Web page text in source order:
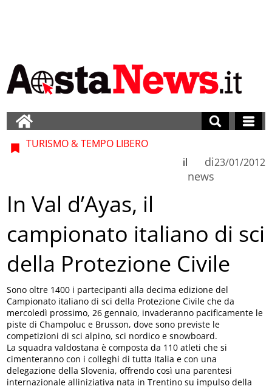
TURISMO & TEMPO LIBERO
di
news
il 23/01/2012
In Val d’Ayas, il
campionato italiano di sci
della Protezione Civile
Sono oltre 1400 i partecipanti alla decima edizione del
Campionato italiano di sci della Protezione Civile che da
mercoledì prossimo, 26 gennaio, invaderanno pacificamente le
piste di Champoluc e Brusson, dove sono previste le
competizioni di sci alpino, sci nordico e snowboard.
La squadra valdostana è composta da 110 atleti che si
cimenteranno con i colleghi di tutta Italia e con una
delegazione della Slovenia, offrendo così una parentesi
internazionale alliniziativa nata in Trentino su impulso della